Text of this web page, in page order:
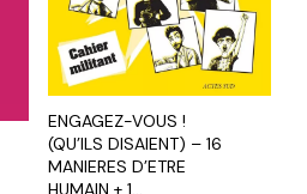
ENGAGEZ-VOUS !
(QU’ILS DISAIENT) – 16
MANIERES D’ETRE
HUMAIN + 1…